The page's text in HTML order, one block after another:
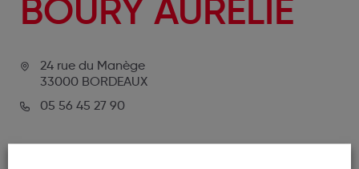
BOURY AURÉLIE
24 rue du Manège
33000 BORDEAUX
05 56 45 27 90